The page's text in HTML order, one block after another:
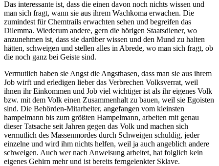
Das interessante ist, dass die einen davon noch nichts wissen und
man sich fragt, wann sie aus ihrem Wachkoma erwachen. Die
zumindest für Chemtrails erwachten sehen und begreifen das
Dilemma. Wiederum andere, gern die hörigen Staatsdiener, wo
anzunehmen ist, dass sie darüber wissen und den Mund zu halten
hätten, schweigen und stellen alles in Abrede, wo man sich fragt, ob
die noch ganz bei Geiste sind.
Vermutlich haben sie Angst die Angsthasen, dass man sie aus ihrem
Job wirft und erledigen lieber das Verbrechen Volksverrat, weil
ihnen ihr Einkommen und Job viel wichtiger ist als ihr eigenes Volk
bzw. mit dem Volk einen Zusammenhalt zu bauen, weil sie Egoisten
sind. Die Behörden-Mitarbeiter, angefangen vom kleinsten
hampelmann bis zum größten Hampelmann, arbeiten mit genau
dieser Tatsache seit Jahren gegen das Volk und machen sich
vermutlich des Massenmordes durch Schweigen schuldig, jeder
einzelne und wird ihm nichts helfen, weil ja auch angeblich andere
schweigen. Auch wer nach Anweisung arbeitet, hat folglich kein
eigenes Gehirn mehr und ist bereits ferngelenkter Sklave.